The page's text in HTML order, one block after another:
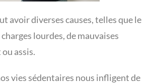
avoir diverses causes, telles que le
lourdes, de mauvaises
assis.
vies sédentaires nous infligent de